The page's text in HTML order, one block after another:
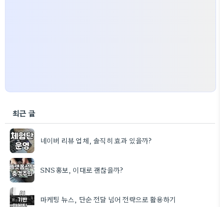
최근 글
네이버 리뷰 업체, 솔직히 효과 있을까?
SNS홍보, 이대로 괜찮을까?
마케팅 뉴스, 단순 전달 넘어 전략으로 활용하기